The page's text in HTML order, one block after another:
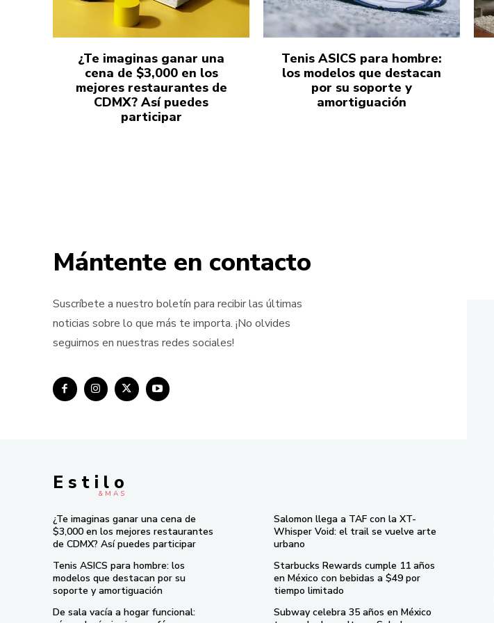
¿Te imaginas ganar una
cena de $3,000 en los
mejores restaurantes de
CDMX? Así puedes
participar
Tenis ASICS para hombre:
los modelos que destacan
por su soporte y
amortiguación
Mántente en contacto
Suscríbete a nuestro boletín para recibir las últimas
noticias sobre lo que más te importa. ¡No olvides
seguirnos en nuestras redes sociales!
E s t i l o
& M À S
¿Te imaginas ganar una cena de
$3,000 en los mejores restaurantes
de CDMX? Así puedes participar
Tenis ASICS para hombre: los
modelos que destacan por su
soporte y amortiguación
De sala vacía a hogar funcional:
Salomon llega a TAF con la XT-
Whisper Void: el trail se vuelve arte
urbano
Starbucks Rewards cumple 11 años
en México con bebidas a $49 por
tiempo limitado
Subway celebra 35 años en México